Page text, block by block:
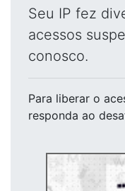
Seu IP fez
acessos
conosco.
Para liberar o
responda ao